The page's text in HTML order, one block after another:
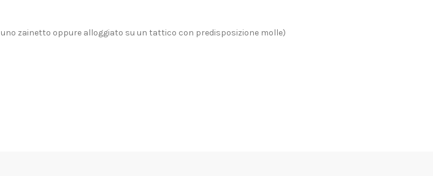
zainetto oppure alloggiato su un tattico con predisposizione molle)